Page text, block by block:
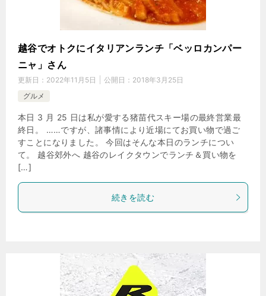
越谷でオトクにイタリアンランチ「ベッロカンパー
ニャ」さん
更新日： 2022年11月5日 公開日： 2018年3月25日
グルメ
本日 3 月 25 日は私が愛する猪苗代スキー場の最終営業最
終日。 ……ですが、諸事情により近場にてお買い物で過ご
すことになりました。 今回はそんな本日のランチについ
て。 越谷郊外へ 越谷のレイクタウンでランチ＆買い物を
[…]
続きを読む